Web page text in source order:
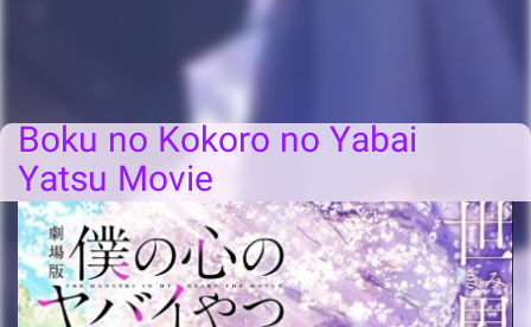
Boku no Kokoro no Yabai
Yatsu Movie